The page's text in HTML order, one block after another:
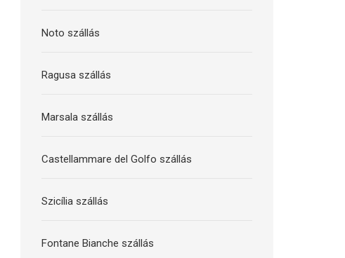
Noto szállás
Ragusa szállás
Marsala szállás
Castellammare del Golfo szállás
Szicília szállás
Fontane Bianche szállás